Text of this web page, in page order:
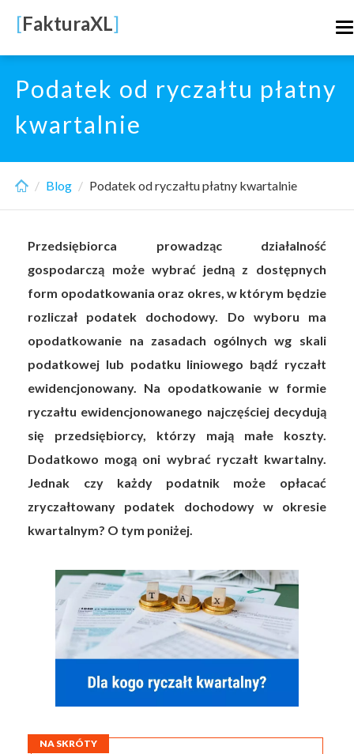
main
content
[FakturaXL]
Podatek od ryczałtu płatny
kwartalnie
Blog Podatek od ryczałtu płatny kwartalnie
Przedsiębiorca prowadząc działalność
gospodarczą może wybrać jedną z dostępnych
form opodatkowania oraz okres, w którym będzie
rozliczał podatek dochodowy. Do wyboru ma
opodatkowanie na zasadach ogólnych wg skali
podatkowej lub podatku liniowego bądź ryczałt
ewidencjonowany. Na opodatkowanie w formie
ryczałtu ewidencjonowanego najczęściej decydują
się przedsiębiorcy, którzy mają małe koszty.
Dodatkowo mogą oni wybrać ryczałt kwartalny.
Jednak czy każdy podatnik może opłacać
zryczałtowany podatek dochodowy w okresie
kwartalnym? O tym poniżej.
NA SKRÓTY